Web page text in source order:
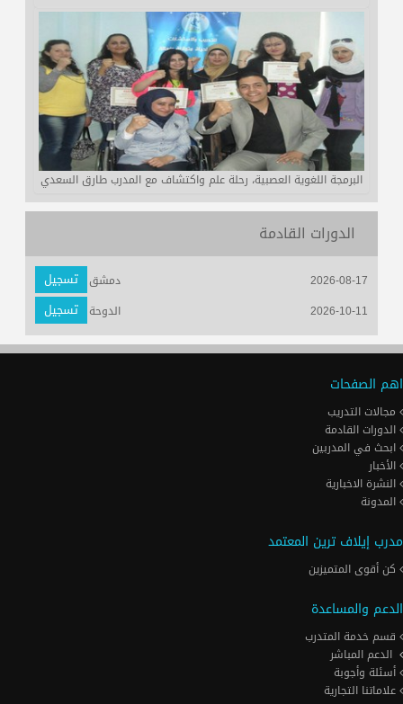
البرمجة اللغوية العصبية، رحلة علم واكتشاف مع المدرب طارق السعدي
الدورات القادمة
2026-08-17 دمشق تسجيل
2026-10-11 الدوحة تسجيل
اهم الصفحات
مجالات التدريب
الدورات القادمة
ابحث في المدربين
الأخبار
النشرة الاخبارية
المدونة
مدرب إيلاف ترين المعتمد
كن أقوى المتميزين
الدعم والمساعدة
قسم خدمة المتدرب
الدعم المباشر
أسئلة وأجوبة
علاماتنا التجارية